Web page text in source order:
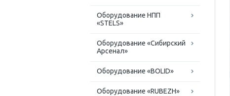
Оборудование НПП
«STELS»
Оборудование «Сибирский
Арсенал»
Оборудование «BOLID»
Оборудование «RUBEZH»